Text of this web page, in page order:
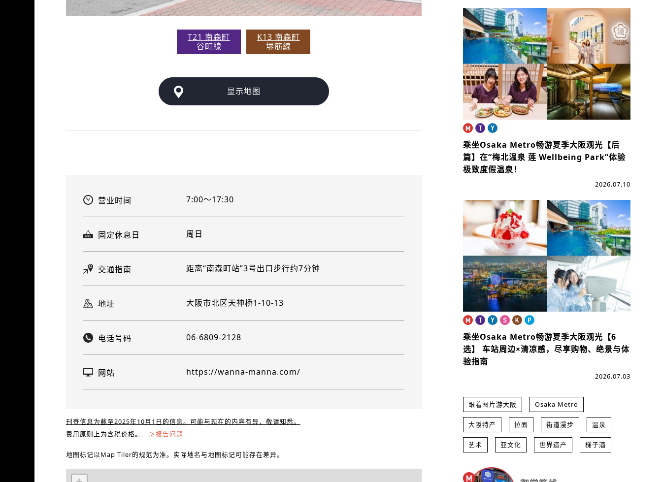
T21 南森町
谷町線
K13 南森町
堺筋線
显示地图
营业时间 7:00～17:30
固定休息日 周日
交通指南 距离“南森町站”3号出口步行约7分钟
地址 大阪市北区天神桥1-10-13
电话号码 06-6809-2128
网站 https://wanna-manna.com/
刊登信息为截至2025年10月1日的信息。可能与现在的内容有异，敬请知悉。
费用原则上为含税价格。
＞报告问题
地图标记以Map Tiler的规范为准。实际地名与地图标记可能存在差异。
乘坐Osaka Metro畅游夏季大阪观光【后
篇】在“梅北温泉 莲 Wellbeing Park”体验
极致度假温泉！
2026.07.10
乘坐Osaka Metro畅游夏季大阪观光【6
选】
车站周边×清凉感，尽享购物、绝景与体
验指南
2026.07.03
跟着图片游大阪 Osaka Metro
大阪特产 拉面 街道漫步 温泉
艺术 亚文化 世界遗产 梯子酒